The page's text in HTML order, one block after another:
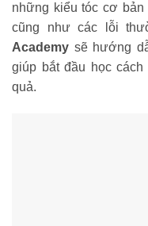
những kiểu tóc cơ bản
cũng như các lỗi
Academy sẽ hướng
giúp bắt đầu học
quả.